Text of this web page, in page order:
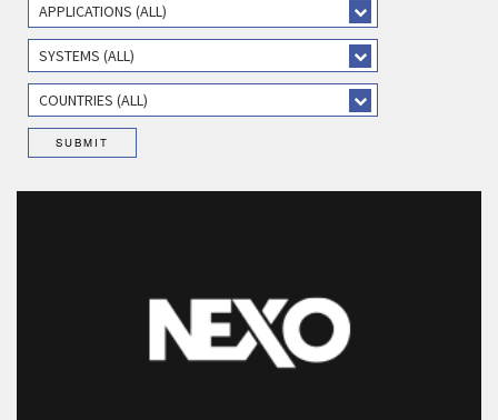
APPLICATIONS (ALL)
SYSTEMS (ALL)
COUNTRIES (ALL)